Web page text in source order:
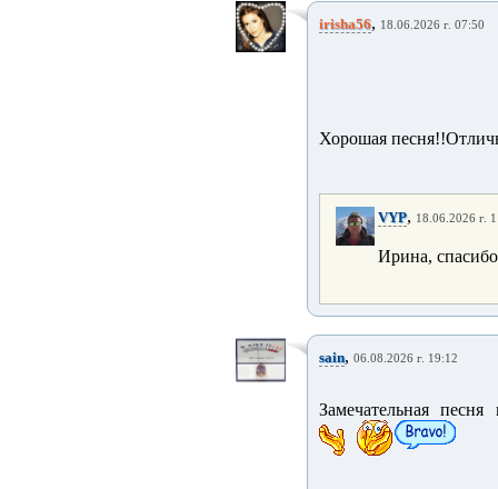
irisha56, 18.06.2026 г. 07:50
Хорошая
VYP, 18.06.2026 г.
Ирина,
sain, 06.08.2026 г. 19:12
Замечательная